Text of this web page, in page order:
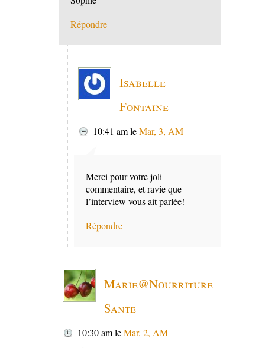
Répondre
Isabelle
Fontaine
10:41 amleMar, 3, AM
Merci pour votre joli
commentaire, et ravie que
l’interview vous ait parlée!
Répondre
Marie@Nourriture
Sante
10:30 amleMar, 2, AM